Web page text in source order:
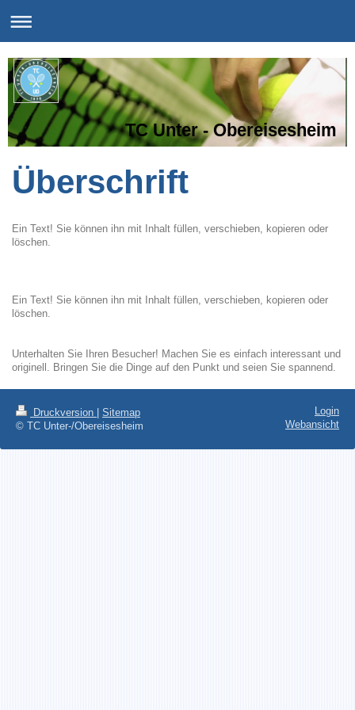
TC Unter - Obereisesheim
Überschrift
Ein Text! Sie können ihn mit Inhalt füllen, verschieben, kopieren oder
löschen.
Ein Text! Sie können ihn mit Inhalt füllen, verschieben, kopieren oder
löschen.
Unterhalten Sie Ihren Besucher! Machen Sie es einfach interessant und
originell. Bringen Sie die Dinge auf den Punkt und seien Sie spannend.
Druckversion
Sitemap
© TC Unter-/Obereisesheim
Login
Webansicht